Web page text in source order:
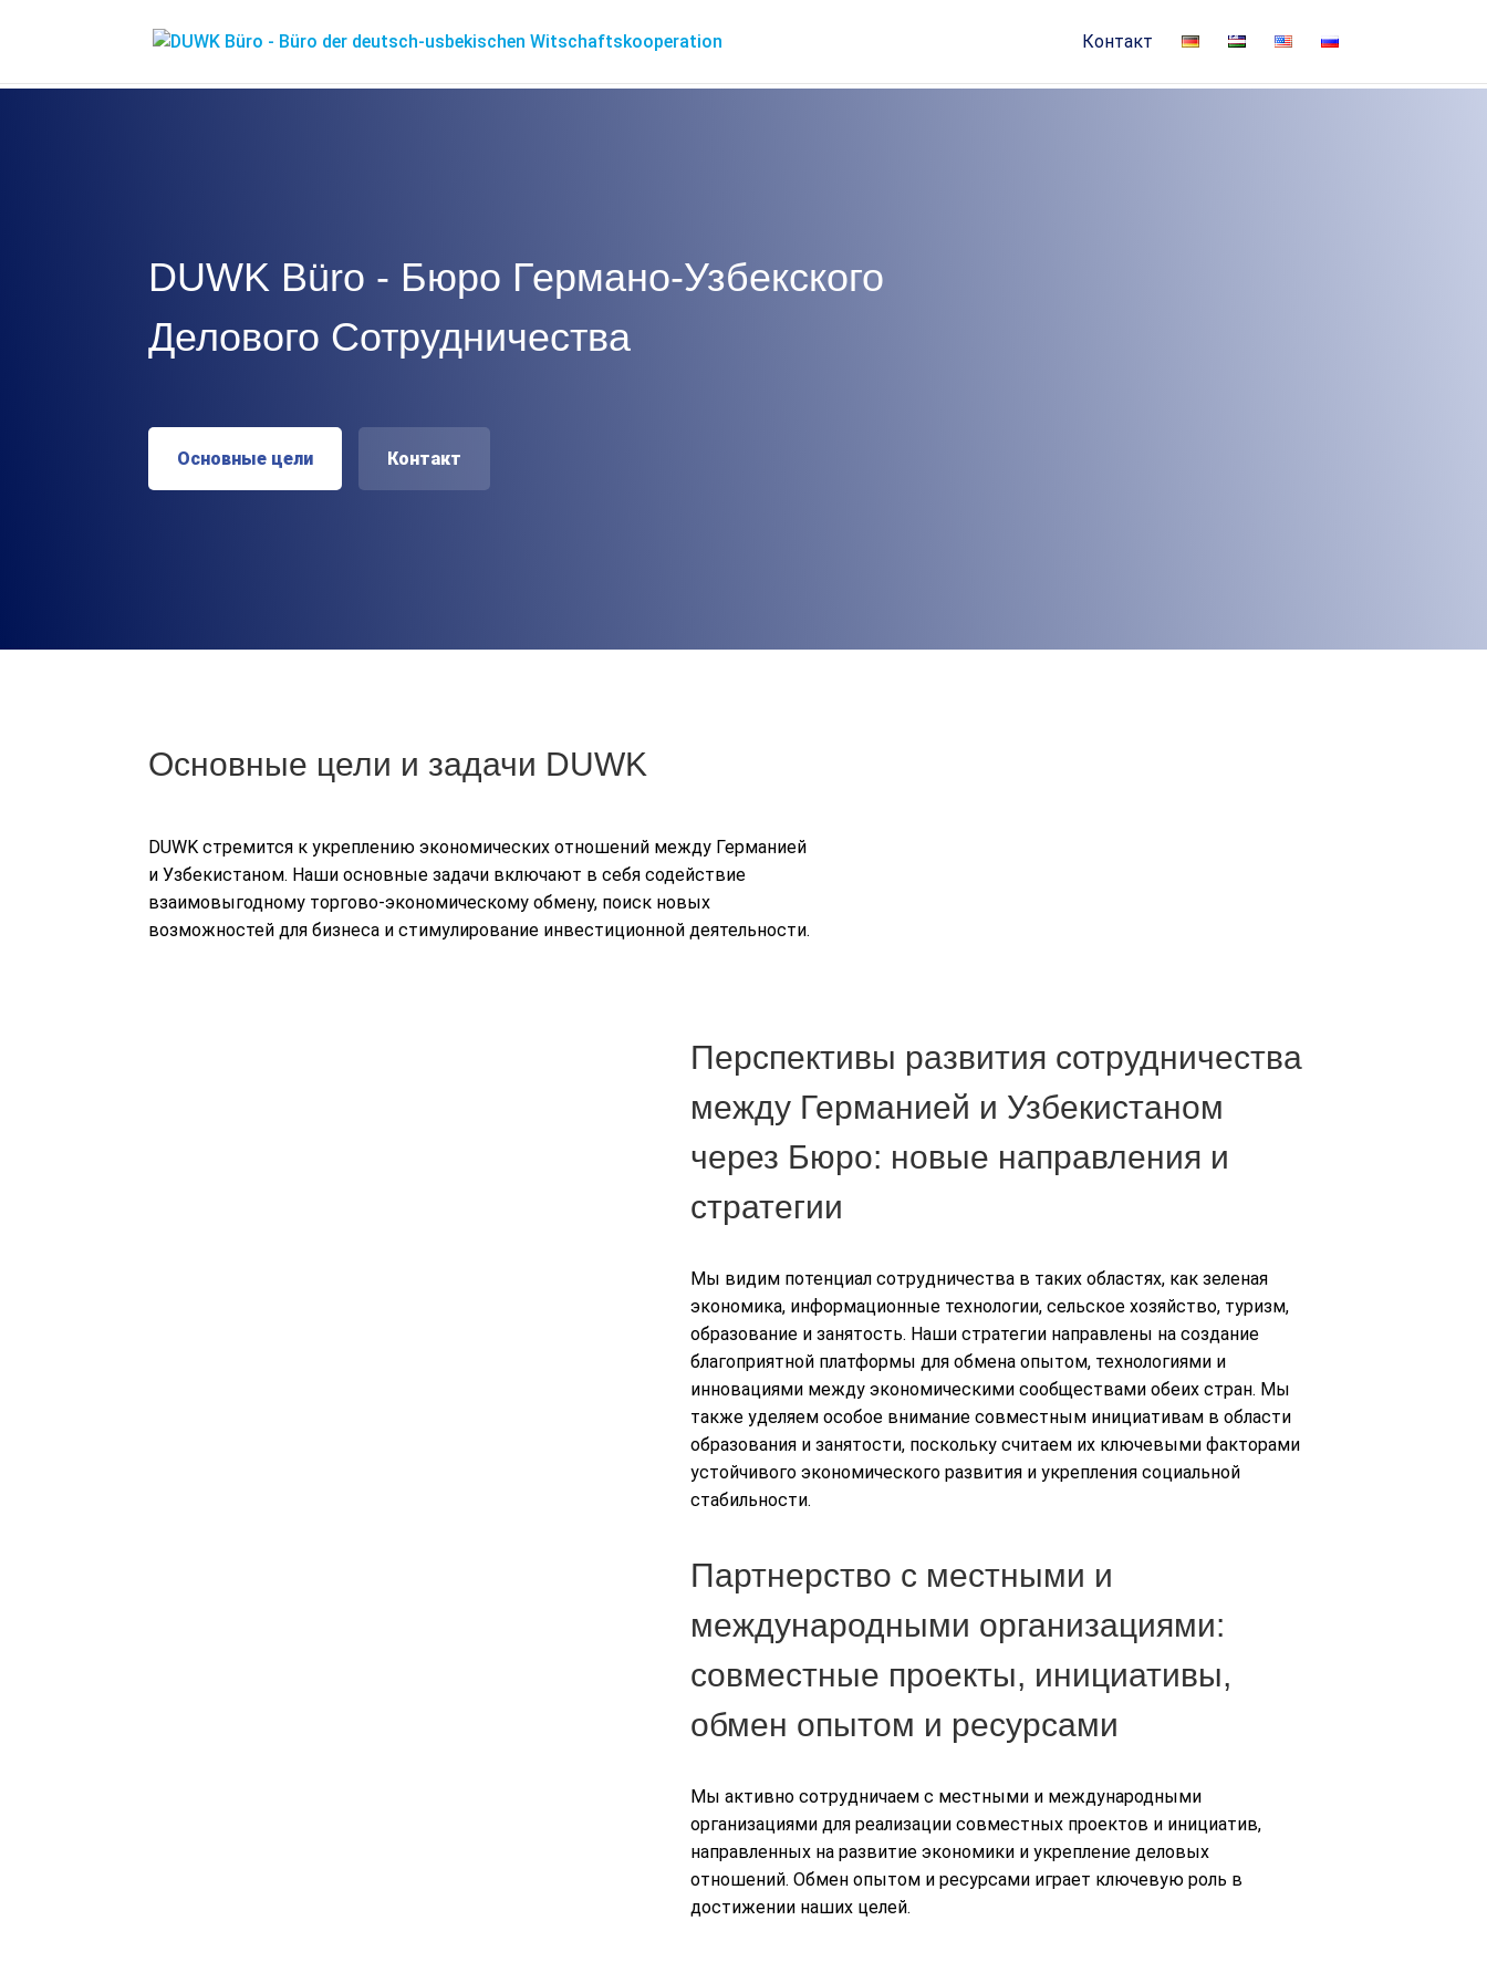
Контакт
DUWK Büro - Бюро Германо-Узбекского
Делового Сотрудничества
Основные цели Контакт
Основные цели и задачи DUWK
DUWK стремится к укреплению экономических отношений между Германией
и Узбекистаном. Наши основные задачи включают в себя содействие
взаимовыгодному торгово-экономическому обмену, поиск новых
возможностей для бизнеса и стимулирование инвестиционной деятельности.
Перспективы развития сотрудничества
между Германией и Узбекистаном
через Бюро: новые направления и
стратегии
Мы видим потенциал сотрудничества в таких областях, как зеленая
экономика, информационные технологии, сельское хозяйство, туризм,
образование и занятость. Наши стратегии направлены на создание
благоприятной платформы для обмена опытом, технологиями и
инновациями между экономическими сообществами обеих стран. Мы
также уделяем особое внимание совместным инициативам в области
образования и занятости, поскольку считаем их ключевыми факторами
устойчивого экономического развития и укрепления социальной
стабильности.
Партнерство с местными и
международными организациями:
совместные проекты, инициативы,
обмен опытом и ресурсами
Мы активно сотрудничаем с местными и международными
организациями для реализации совместных проектов и инициатив,
направленных на развитие экономики и укрепление деловых
отношений. Обмен опытом и ресурсами играет ключевую роль в
достижении наших целей.